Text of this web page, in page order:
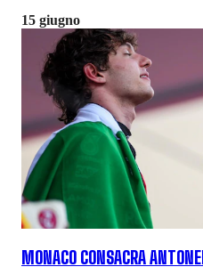
15 giugno
MONACO CONSACRA